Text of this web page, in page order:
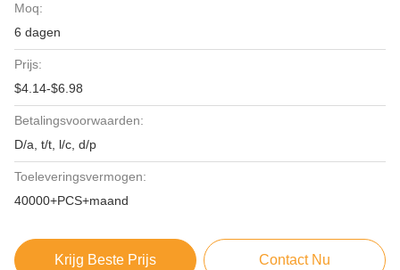
Moq:
6 dagen
Prijs:
$4.14-$6.98
Betalingsvoorwaarden:
D/a, t/t, l/c, d/p
Toeleveringsvermogen:
40000+PCS+maand
Krijg Beste Prijs Contact Nu